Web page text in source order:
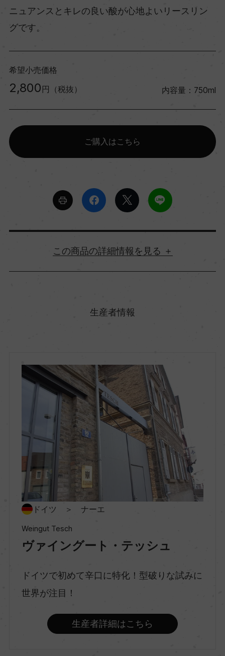
ニュアンスとキレの良い酸が心地よいリースリン
グです。
希望小売価格
2,800 円（税抜） 内容量：750ml
ご購入はこちら
詳細情報
種類
スティルワイン
味わい
品種（原材料）
リースリング 100%
生産者情報
ドイツ ＞ ナーエ
Weingut Tesch
ヴァイングート・テッシュ
ドイツで初めて辛口に特化！型破りな試みに
世界が注目！
生産者詳細はこちら